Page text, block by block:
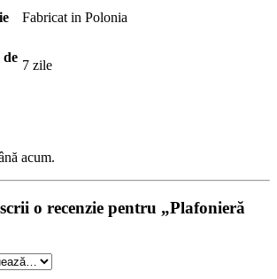
Fabricat in Polonia
7 zile
acum.
o recenzie pentru „Plafonieră